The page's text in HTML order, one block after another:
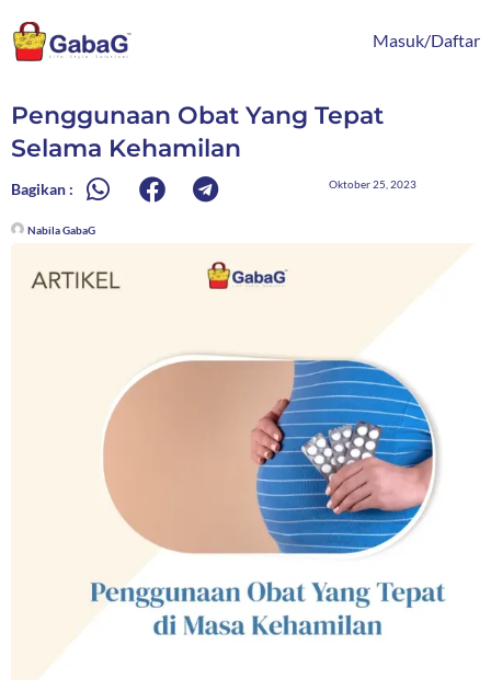
ke
konten
Masuk/Daftar
Penggunaan Obat Yang Tepat
Selama Kehamilan
Bagikan : Oktober 25, 2023
Nabila GabaG